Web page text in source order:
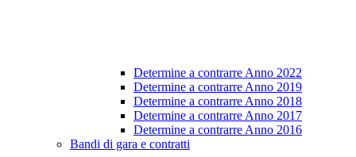
Determine a contrarre Anno 2022
Determine a contrarre Anno 2019
Determine a contrarre Anno 2018
Determine a contrarre Anno 2017
Determine a contrarre Anno 2016
Bandi di gara e contratti